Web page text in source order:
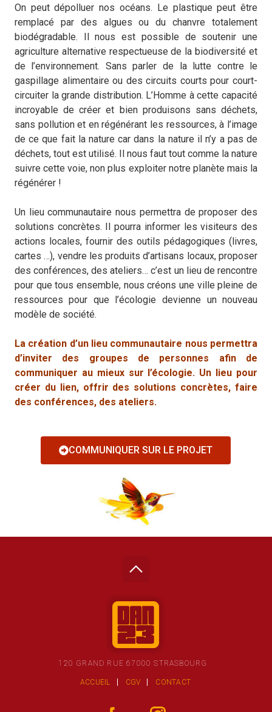
On peut dépolluer nos océans. Le plastique peut être
remplacé par des algues ou du chanvre totalement
biodégradable. Il nous est possible de soutenir une
agriculture alternative respectueuse de la biodiversité et
de l’environnement. Sans parler de la lutte contre le
gaspillage alimentaire ou des circuits courts pour court-
circuiter la grande distribution. L’Homme à cette capacité
incroyable de créer et bien produisons sans déchets,
sans pollution et en régénérant les ressources, à l’image
de ce que fait la nature car dans la nature il n’y a pas de
déchets, tout est utilisé. Il nous faut tout comme la nature
suivre cette voie, non plus exploiter notre planète mais la
régénérer !
Un lieu communautaire nous permettra de proposer des
solutions concrètes. Il pourra informer les visiteurs des
actions locales, fournir des outils pédagogiques (livres,
cartes …), vendre les produits d’artisans locaux, proposer
des conférences, des ateliers… c’est un lieu de rencontre
pour que tous ensemble, nous créons une ville pleine de
ressources pour que l’écologie devienne un nouveau
modèle de société.
La création d’un lieu communautaire nous permettra
d’inviter des groupes de personnes afin de
communiquer au mieux sur l’écologie. Un lieu pour
créer du lien, offrir des solutions concrètes, faire
des conférences, des ateliers.
COMMUNIQUER SUR LE PROJET
120 GRAND RUE 67000 STRASBOURG
ACCUEIL CGV CONTACT